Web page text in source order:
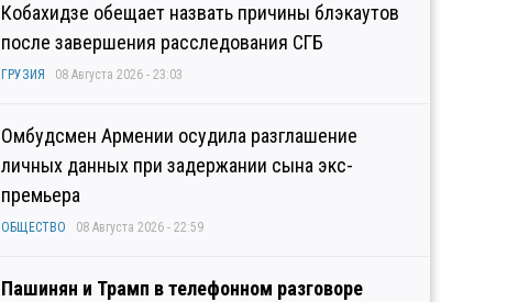
Кобахидзе обещает назвать причины блэкаутов
после завершения расследования СГБ
ГРУЗИЯ 08 Августа 2026 - 23:03
Омбудсмен Армении осудила разглашение
личных данных при задержании сына экс-
премьера
ОБЩЕСТВО 08 Августа 2026 - 22:59
Пашинян и Трамп в телефонном разговоре